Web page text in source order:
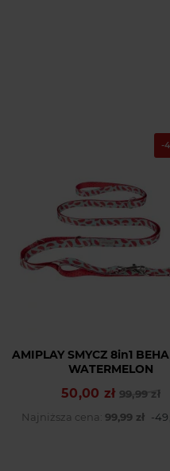
-
AMIPLAY SMYCZ 8in1
WATERMELON
Cena podstawowa
99,99 zł
Cena
50,00 zł
Najniższa cena: 99,99 zł -